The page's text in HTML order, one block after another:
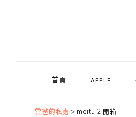
首頁 APPLE
雲爸的私處 > meitu 2 開箱